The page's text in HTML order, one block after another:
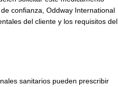
confianza, Oddway International
del cliente y los requisitos del
sanitarios pueden prescribir